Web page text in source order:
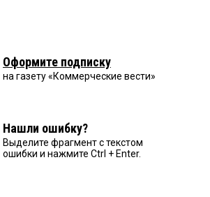
Оформите подписку
на газету «Коммерческие вести»
Нашли ошибку?
Выделите фрагмент с текстом
ошибки и нажмите Ctrl + Enter.